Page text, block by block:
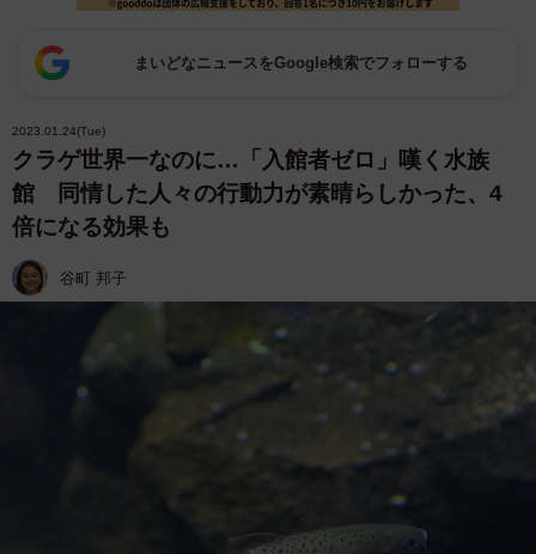
まいどなニュースをGoogle検索でフォローする
2023.01.24(Tue)
クラゲ世界一なのに…「入館者ゼロ」嘆く水族
館 同情した人々の行動力が素晴らしかった、4
倍になる効果も
谷町 邦子